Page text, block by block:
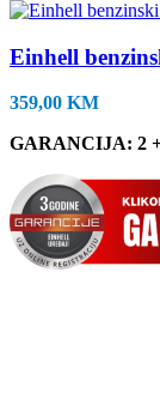
Einhell
359,00 KM
GARANCIJA: 2